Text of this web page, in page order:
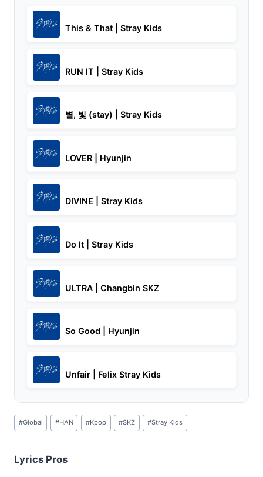
This & That | Stray Kids
RUN IT | Stray Kids
별, 빛 (stay) | Stray Kids
LOVER | Hyunjin
DIVINE | Stray Kids
Do It | Stray Kids
ULTRA | Changbin SKZ
So Good | Hyunjin
Unfair | Felix Stray Kids
Post
Tags:
#Global #HAN #Kpop #SKZ #Stray Kids
Lyrics Pros